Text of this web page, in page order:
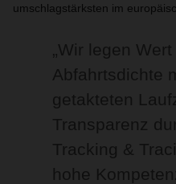
umschlagstärksten im
„Wir legen
Abfahrtsdichte
getakteten
Transparenz
Tracking &
hohe